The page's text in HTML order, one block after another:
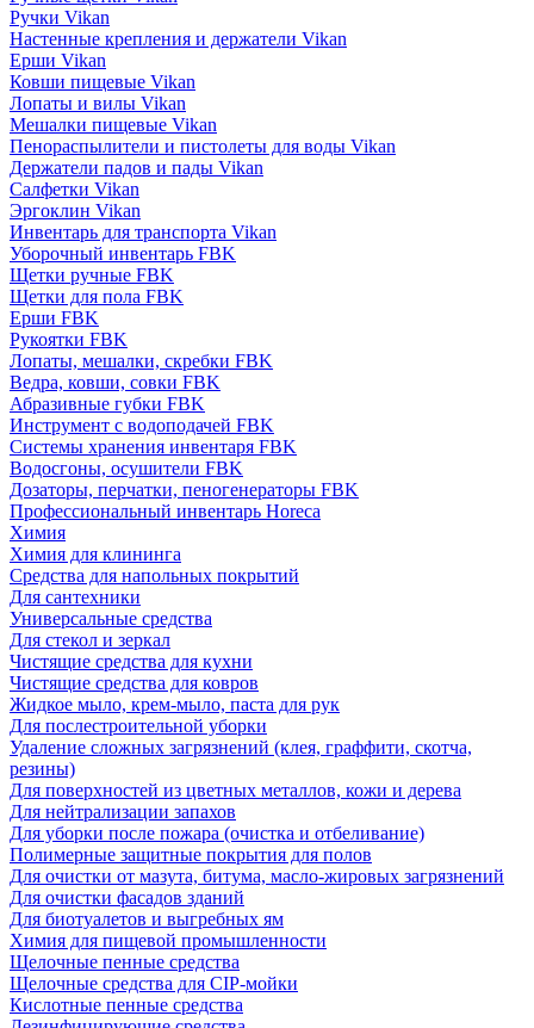
Ручки Vikan
Настенные крепления и держатели Vikan
Ерши Vikan
Ковши пищевые Vikan
Лопаты и вилы Vikan
Мешалки пищевые Vikan
Пенораспылители и пистолеты для воды Vikan
Держатели падов и пады Vikan
Салфетки Vikan
Эргоклин Vikan
Инвентарь для транспорта Vikan
Уборочный инвентарь FBK
Щетки ручные FBK
Щетки для пола FBK
Ерши FBK
Рукоятки FBK
Лопаты, мешалки, скребки FBK
Ведра, ковши, совки FBK
Абразивные губки FBK
Инструмент с водоподачей FBK
Системы хранения инвентаря FBK
Водосгоны, осушители FBK
Дозаторы, перчатки, пеногенераторы FBK
Профессиональный инвентарь Horeca
Химия
Химия для клининга
Средства для напольных покрытий
Для сантехники
Универсальные средства
Для стекол и зеркал
Чистящие средства для кухни
Чистящие средства для ковров
Жидкое мыло, крем-мыло, паста для рук
Для послестроительной уборки
Удаление сложных загрязнений (клея, граффити, скотча,
резины)
Для поверхностей из цветных металлов, кожи и дерева
Для нейтрализации запахов
Для уборки после пожара (очистка и отбеливание)
Полимерные защитные покрытия для полов
Для очистки от мазута, битума, масло-жировых загрязнений
Для очистки фасадов зданий
Для биотуалетов и выгребных ям
Химия для пищевой промышленности
Щелочные пенные средства
Щелочные средства для CIP-мойки
Кислотные пенные средства